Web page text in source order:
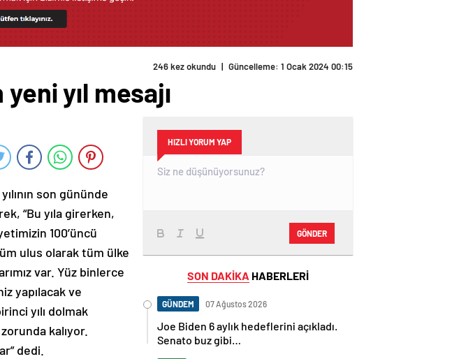
246 kez okundu | Güncelleme: 1 Ocak 2024 00:15
yeni yıl mesajı
son gününde
“Bu yıla girerken,
100’üncü
ulus olarak tüm ülke
var. Yüz binlerce
yapılacak ve
yılı dolmak
kalıyor.
dedi.
HIZLI YORUM YAP
GÖNDER
SON DAKİKA HABERLERİ
GÜNDEM 07 Ağustos 2026
Joe Biden 6 aylık hedeflerini açıkladı.
Senato buz gibi…